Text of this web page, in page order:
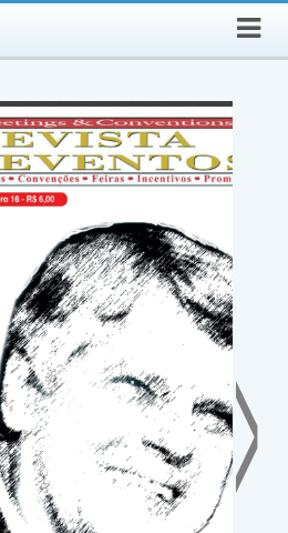
2026 Busca